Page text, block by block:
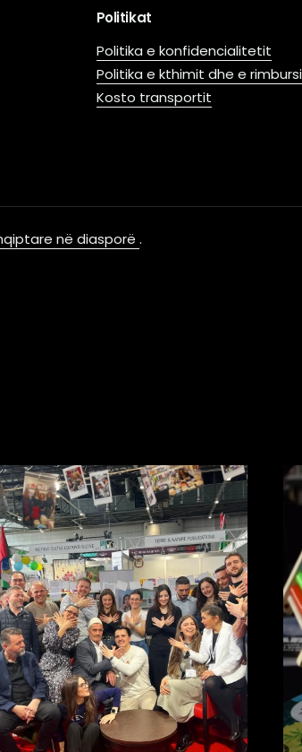
Politikat
Politika e konfidencialitetit
Politika e kthimit dhe e
Kosto transportit
në diasporë .